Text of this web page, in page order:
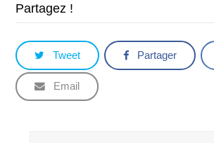
Partagez !
Tweet Partager
Email